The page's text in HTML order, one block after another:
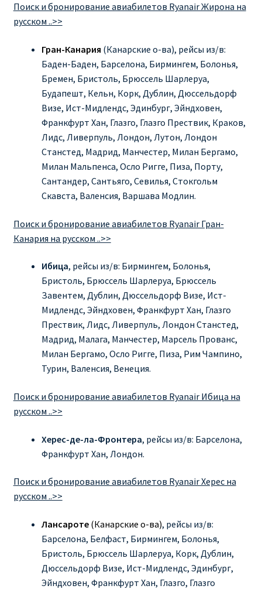
Поиск и бронирование авиабилетов Ryanair Жирона на
русском ..>>
Гран-Канария (Канарские о-ва), рейсы из/в:
Баден-Баден, Барселона, Бирмингем, Болонья,
Бремен, Бристоль, Брюссель Шарлеруа,
Будапешт, Кельн, Корк, Дублин, Дюссельдорф
Визе, Ист-Мидлендс, Эдинбург, Эйндховен,
Франкфурт Хан, Глазго, Глазго Прествик, Краков,
Лидс, Ливерпуль, Лондон, Лутон, Лондон
Станстед, Мадрид, Манчестер, Милан Бергамо,
Милан Мальпенса, Осло Ригге, Пиза, Порту,
Сантандер, Сантьяго, Севилья, Стокгольм
Скавста, Валенсия, Варшава Модлин.
Поиск и бронирование авиабилетов Ryanair Гран-
Канария на русском ..>>
Ибица, рейсы из/в: Бирмингем, Болонья,
Бристоль, Брюссель Шарлеруа, Брюссель
Завентем, Дублин, Дюссельдорф Визе, Ист-
Мидлендс, Эйндховен, Франкфурт Хан, Глазго
Прествик, Лидс, Ливерпуль, Лондон Станстед,
Мадрид, Малага, Манчестер, Марсель Прованс,
Милан Бергамо, Осло Ригге, Пиза, Рим Чампино,
Турин, Валенсия, Венеция.
Поиск и бронирование авиабилетов Ryanair Ибица на
русском ..>>
Херес-де-ла-Фронтера, рейсы из/в: Барселона,
Франкфурт Хан, Лондон.
Поиск и бронирование авиабилетов Ryanair Херес на
русском ..>>
Лансароте (Канарские о-ва), рейсы из/в:
Барселона, Белфаст, Бирмингем, Болонья,
Бристоль, Брюссель Шарлеруа, Корк, Дублин,
Дюссельдорф Визе, Ист-Мидлендс, Эдинбург,
Эйндховен, Франкфурт Хан, Глазго, Глазго